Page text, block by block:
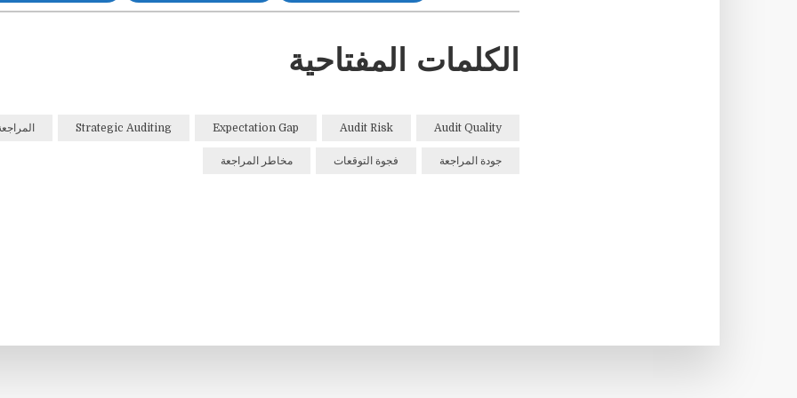
الكلمات المفتاحية
Audit Quality
Audit Risk
Expectation Gap
Strategic Auditing
جودة المراجعة فجوة التوقعات مخاطر المراجعة